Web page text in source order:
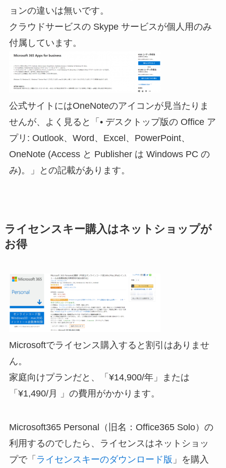
ョンの違いは無いです。
クラウドサービスの Skype サービスが個人用のみ
付属しています。
公式サイトにはOneNoteのアイコンが見当たりま
せんが、よく見ると「• デスクトップ版の Office ア
プリ: Outlook、Word、Excel、PowerPoint、
OneNote (Access と Publisher は Windows PC の
み)。」との記載があります。
ライセンスキー購入はネットショップが
お得
Microsoftでライセンス購入すると割引はありませ
ん。
家庭向けプランだと、「¥14,900/年」または
「¥1,490/月 」の費用がかかります。
Microsoft365 Personal（旧名：Office365 Solo）の
利用するのでしたら、ライセンスはネットショッ
プで「 ライセンスキーのダウンロード版 」を購入